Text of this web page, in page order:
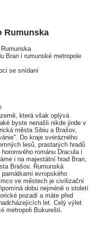
Rumunska
Bran i rumunské metropole
se snídaní
která však oplývá
byste nenašli nikde jinde v
města Sibiu a Brašov,
Do kraje svérázného
lesů, prastarých hradů
románu Dracula i
i na majestátní hrad Bran,
Brašov. Rumunská
evropského
ve městech je civilizační
dobu nejméně o století
pozadí a máte před
let. Celý výlet
metropoli Bukurešti.